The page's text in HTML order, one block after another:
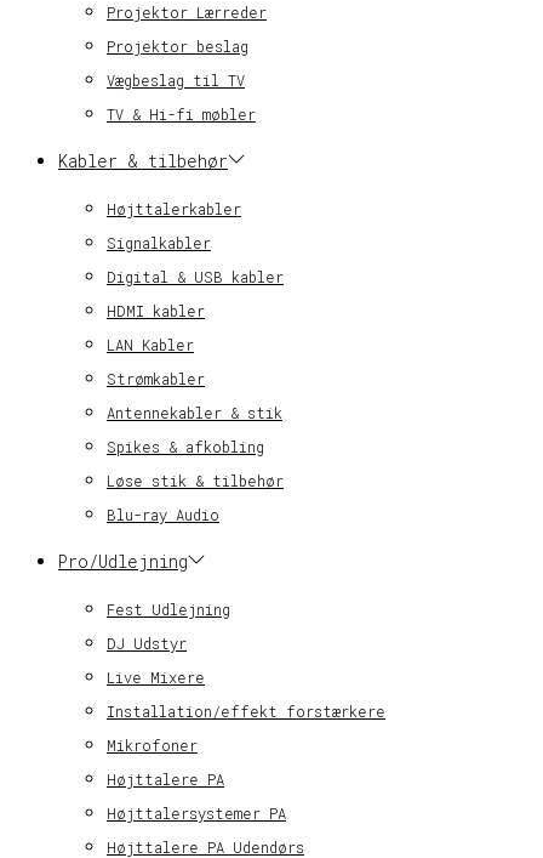
Projektor Lærreder
Projektor beslag
Vægbeslag til TV
TV & Hi-fi møbler
Kabler & tilbehør
Højttalerkabler
Signalkabler
Digital & USB kabler
HDMI kabler
LAN Kabler
Strømkabler
Antennekabler & stik
Spikes & afkobling
Løse stik & tilbehør
Blu-ray Audio
Pro/Udlejning
Fest Udlejning
DJ Udstyr
Live Mixere
Installation/effekt forstærkere
Mikrofoner
Højttalere PA
Højttalersystemer PA
Højttalere PA Udendørs